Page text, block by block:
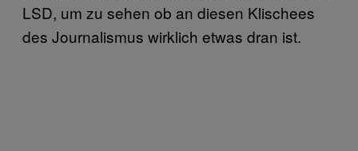
LSD, um zu sehen ob an diesen Klischees
des Journalismus wirklich etwas dran ist.